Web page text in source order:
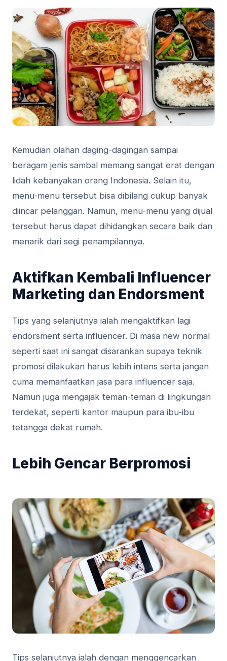
Kemudian olahan daging-dagingan sampai
beragam jenis sambal memang sangat erat dengan
lidah kebanyakan orang Indonesia. Selain itu,
menu-menu tersebut bisa dibilang cukup banyak
diincar pelanggan. Namun, menu-menu yang dijual
tersebut harus dapat dihidangkan secara baik dan
menarik dari segi penampilannya.
Aktifkan Kembali Influencer
Marketing dan Endorsment
Tips yang selanjutnya ialah mengaktifkan lagi
endorsment serta influencer. Di masa new normal
seperti saat ini sangat disarankan supaya teknik
promosi dilakukan harus lebih intens serta jangan
cuma memanfaatkan jasa para influencer saja.
Namun juga mengajak teman-teman di lingkungan
terdekat, seperti kantor maupun para ibu-ibu
tetangga dekat rumah.
Lebih Gencar Berpromosi
Tips selanjutnya ialah dengan menggencarkan